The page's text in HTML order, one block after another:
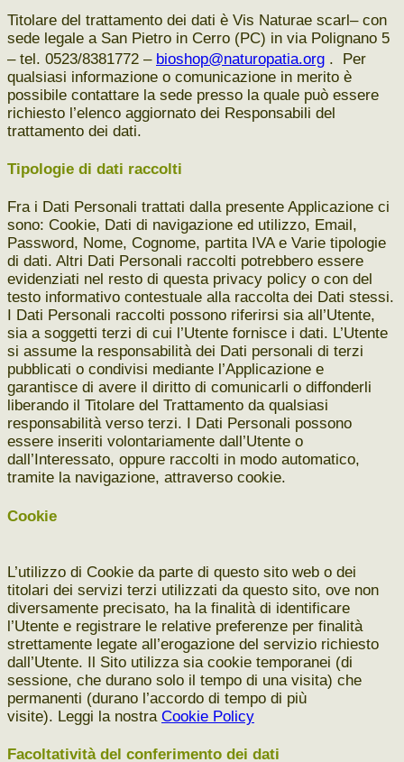
Titolare del trattamento dei dati è Vis Naturae scarl– con
sede legale a San Pietro in Cerro (PC) in via Polignano 5
– tel. 0523/8381772 – bioshop@naturopatia.org . Per
qualsiasi informazione o comunicazione in merito è
possibile contattare la sede presso la quale può essere
richiesto l’elenco aggiornato dei Responsabili del
trattamento dei dati.
Tipologie di dati raccolti
Fra i Dati Personali trattati dalla presente Applicazione ci
sono: Cookie, Dati di navigazione ed utilizzo, Email,
Password, Nome, Cognome, partita IVA e Varie tipologie
di dati. Altri Dati Personali raccolti potrebbero essere
evidenziati nel resto di questa privacy policy o con del
testo informativo contestuale alla raccolta dei Dati stessi.
I Dati Personali raccolti possono riferirsi sia all’Utente,
sia a soggetti terzi di cui l’Utente fornisce i dati. L’Utente
si assume la responsabilità dei Dati personali di terzi
pubblicati o condivisi mediante l’Applicazione e
garantisce di avere il diritto di comunicarli o diffonderli
liberando il Titolare del Trattamento da qualsiasi
responsabilità verso terzi.
I Dati Personali possono
essere inseriti volontariamente dall’Utente o
dall’Interessato, oppure raccolti in modo automatico,
tramite la navigazione, attraverso cookie.
Cookie
L’utilizzo di Cookie da parte di questo sito web o dei
titolari dei servizi terzi utilizzati da questo sito, ove non
diversamente precisato, ha la finalità di identificare
l’Utente e registrare le relative preferenze per finalità
strettamente legate all’erogazione del servizio richiesto
dall’Utente. Il Sito utilizza sia cookie temporanei (di
sessione, che durano solo il tempo di una visita) che
permanenti (durano l’accordo di tempo di più
visite). Leggi la nostra Cookie Policy
Facoltatività del conferimento dei dati